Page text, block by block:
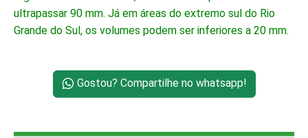
ultrapassar 90 mm. Já em áreas do extremo sul do Rio
Grande do Sul, os volumes podem ser inferiores a 20 mm.
Gostou? Compartilhe no whatsapp!